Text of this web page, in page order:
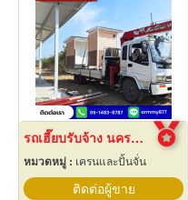
รถเฮี๊ยบรับจ้าง นครปฐม
หมวดหมู่ : เครนและปั้นจั่น
ติดต่อผู้ขาย